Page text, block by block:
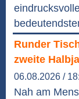
Runder
zweite
06.08.2026 /
Nah am